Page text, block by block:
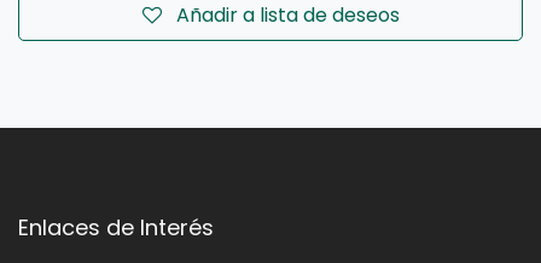
Añadir a lista de deseos
Enlaces de Interés